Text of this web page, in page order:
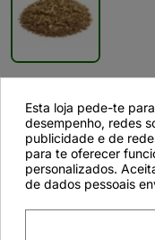
Patchouly,
P.) - 1Kg
Esta loja pede-te
desempenho, redes
publicidade e de
para te oferecer
personalizados.
de dados pessoais